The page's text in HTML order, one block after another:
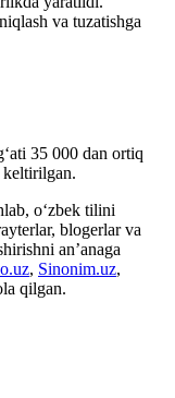
va tuzatishga
35 000 dan ortiq
keltirilgan.
o‘zbek tilini
blogerlar va
an’anaga
, Sinonim.uz,
qilgan.